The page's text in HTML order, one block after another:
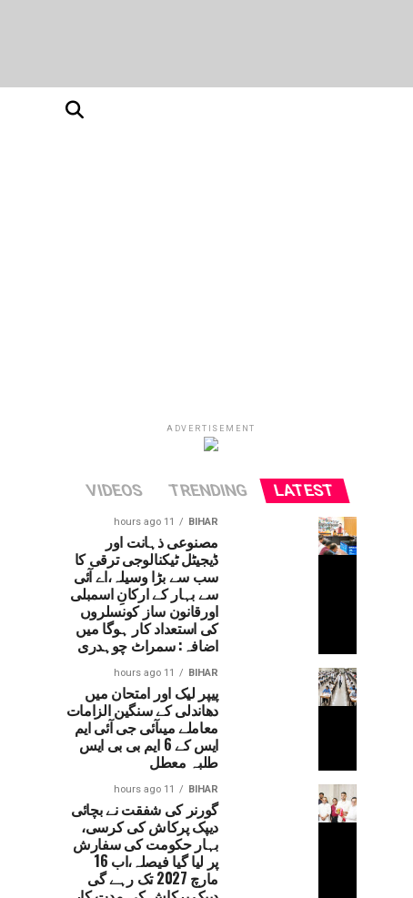
ADVERTISEMENT
LATEST
TRENDING
VIDEOS
BIHAR
11 hours ago
مصنوعی ذہانت اور
ڈیجیٹل ٹیکنالوجی ترقی کا
سب سے بڑا وسیلہ،اے آئی
سے بہار کے ارکانِ اسمبلی
اورقانون ساز کونسلروں
کی استعداد کار ہوگا میں
اضافہ: سمراٹ چوہدری
BIHAR
11 hours ago
پیپر لیک اور امتحان میں
دھاندلی کے سنگین الزامات
معاملے میںآئی جی آئی ایم
ایس کے 6 ایم بی بی ایس
طلبہ معطل
BIHAR
11 hours ago
گورنر کی شفقت نے بچائی
دیپک پرکاش کی کرسی،
بہار حکومت کی سفارش
پر لیا گیا فیصلہ،اب 16
مارچ 2027 تک رہے گی